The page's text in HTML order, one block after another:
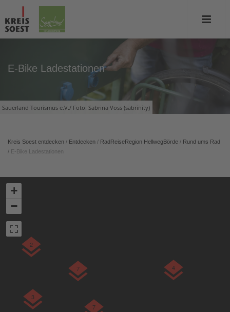
Sauerland Tourismus e.V./ Foto: Sabrina Voss (sabrinity)
E-Bike Ladestationen
Kreis Soest entdecken / Entdecken / RadReiseRegion HellwegBörde / Rund ums Rad
/ E-Bike Ladestationen
2
4
3
7
7
+
−